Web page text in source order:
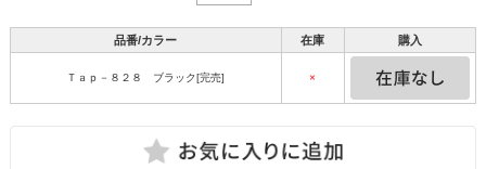
品番/カラー 在庫 購入
Ｔａｐ－８２８ ブラック[完売] ×